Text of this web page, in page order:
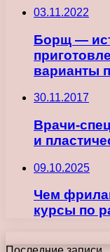
03.11.2022
Борщ —
варианты
30.11.2017
Врачи-
и
09.10.2025
Чем
курсы по